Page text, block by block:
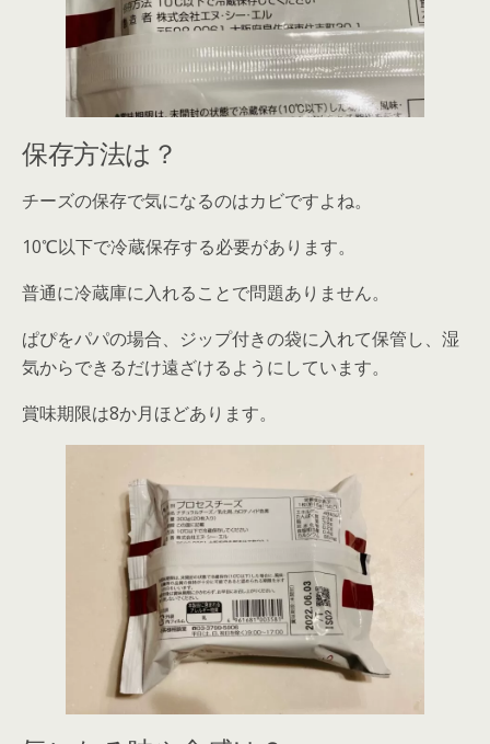
保存方法は？
チーズの保存で気になるのはカビですよね。
10℃以下で冷蔵保存する必要があります。
普通に冷蔵庫に入れることで問題ありません。
ぱぴをパパの場合、ジップ付きの袋に入れて保管し、湿
気からできるだけ遠ざけるようにしています。
賞味期限は8か月ほどあります。